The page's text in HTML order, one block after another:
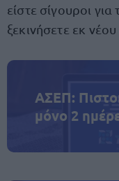
είστε σίγουροι
ξεκινήσετε εκ
ΑΣΕΠ:
μόνο 2